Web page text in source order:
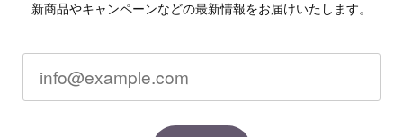
新商品やキャンペーンなどの最新情報をお届けいたします。